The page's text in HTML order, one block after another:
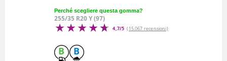
Perché scegliere questa gomma?
255/35 R20 Y (97)
4,7/5 (15.067 recensioni)
B B